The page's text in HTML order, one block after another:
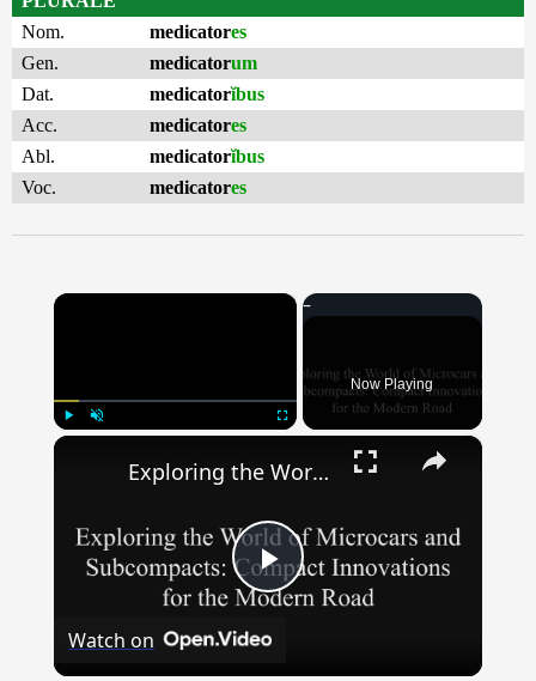
Nom.
medicatores
Gen.
medicatorum
Dat.
medicatorĭbus
Acc.
medicatores
Abl.
medicatorĭbus
Voc.
medicatores
×
Now Playing
×
Play
Exploring the World of Microcars & Subcompacts: Compact Innovations for the Modern Road
Watch on